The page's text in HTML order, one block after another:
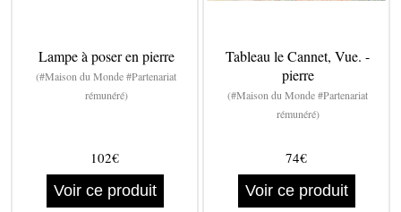
Lampe à poser en pierre
(#Maison du Monde #Partenariat
rémunéré)
102€
Voir ce produit
Tableau le Cannet, Vue. -
pierre
(#Maison du Monde #Partenariat
rémunéré)
74€
Voir ce produit